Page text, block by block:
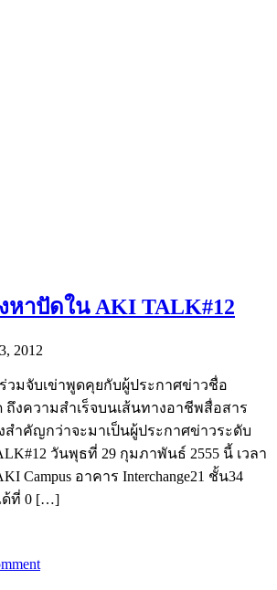
าปัดใน AKI TALK#12
2012
มจับเข่าพูดคุยกับผู้ประกาศข่าวชื่อ
งความสำเร็จบนเส้นทางอาชีพสื่อสาร
ำคัญกว่าจะมาเป็นผู้ประกาศข่าวระดับ
วันพุธที่ 29 กุมภาพันธ์ 2555 นี้ เวลา
Campus อาคาร Interchange21 ชั้น34
ด้ที่ 0 […]